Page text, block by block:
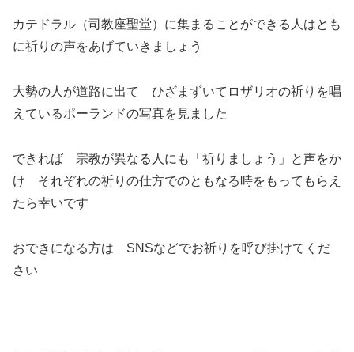
カテドラル（司教座聖堂）に集まることができる人はとも
に祈りの声をあげていきましょう
大勢の人が道路に出て ひざまずいてロザリオの祈りを唱
えているポーランドの写真を見ました
できれば 宗教が異なる人にも「祈りましょう」と声をか
け それぞれの祈りの仕方でのともなる時をもってもらえ
たら幸いです
おできになる方は SNSなどでお祈りを呼び掛けてくだ
さい